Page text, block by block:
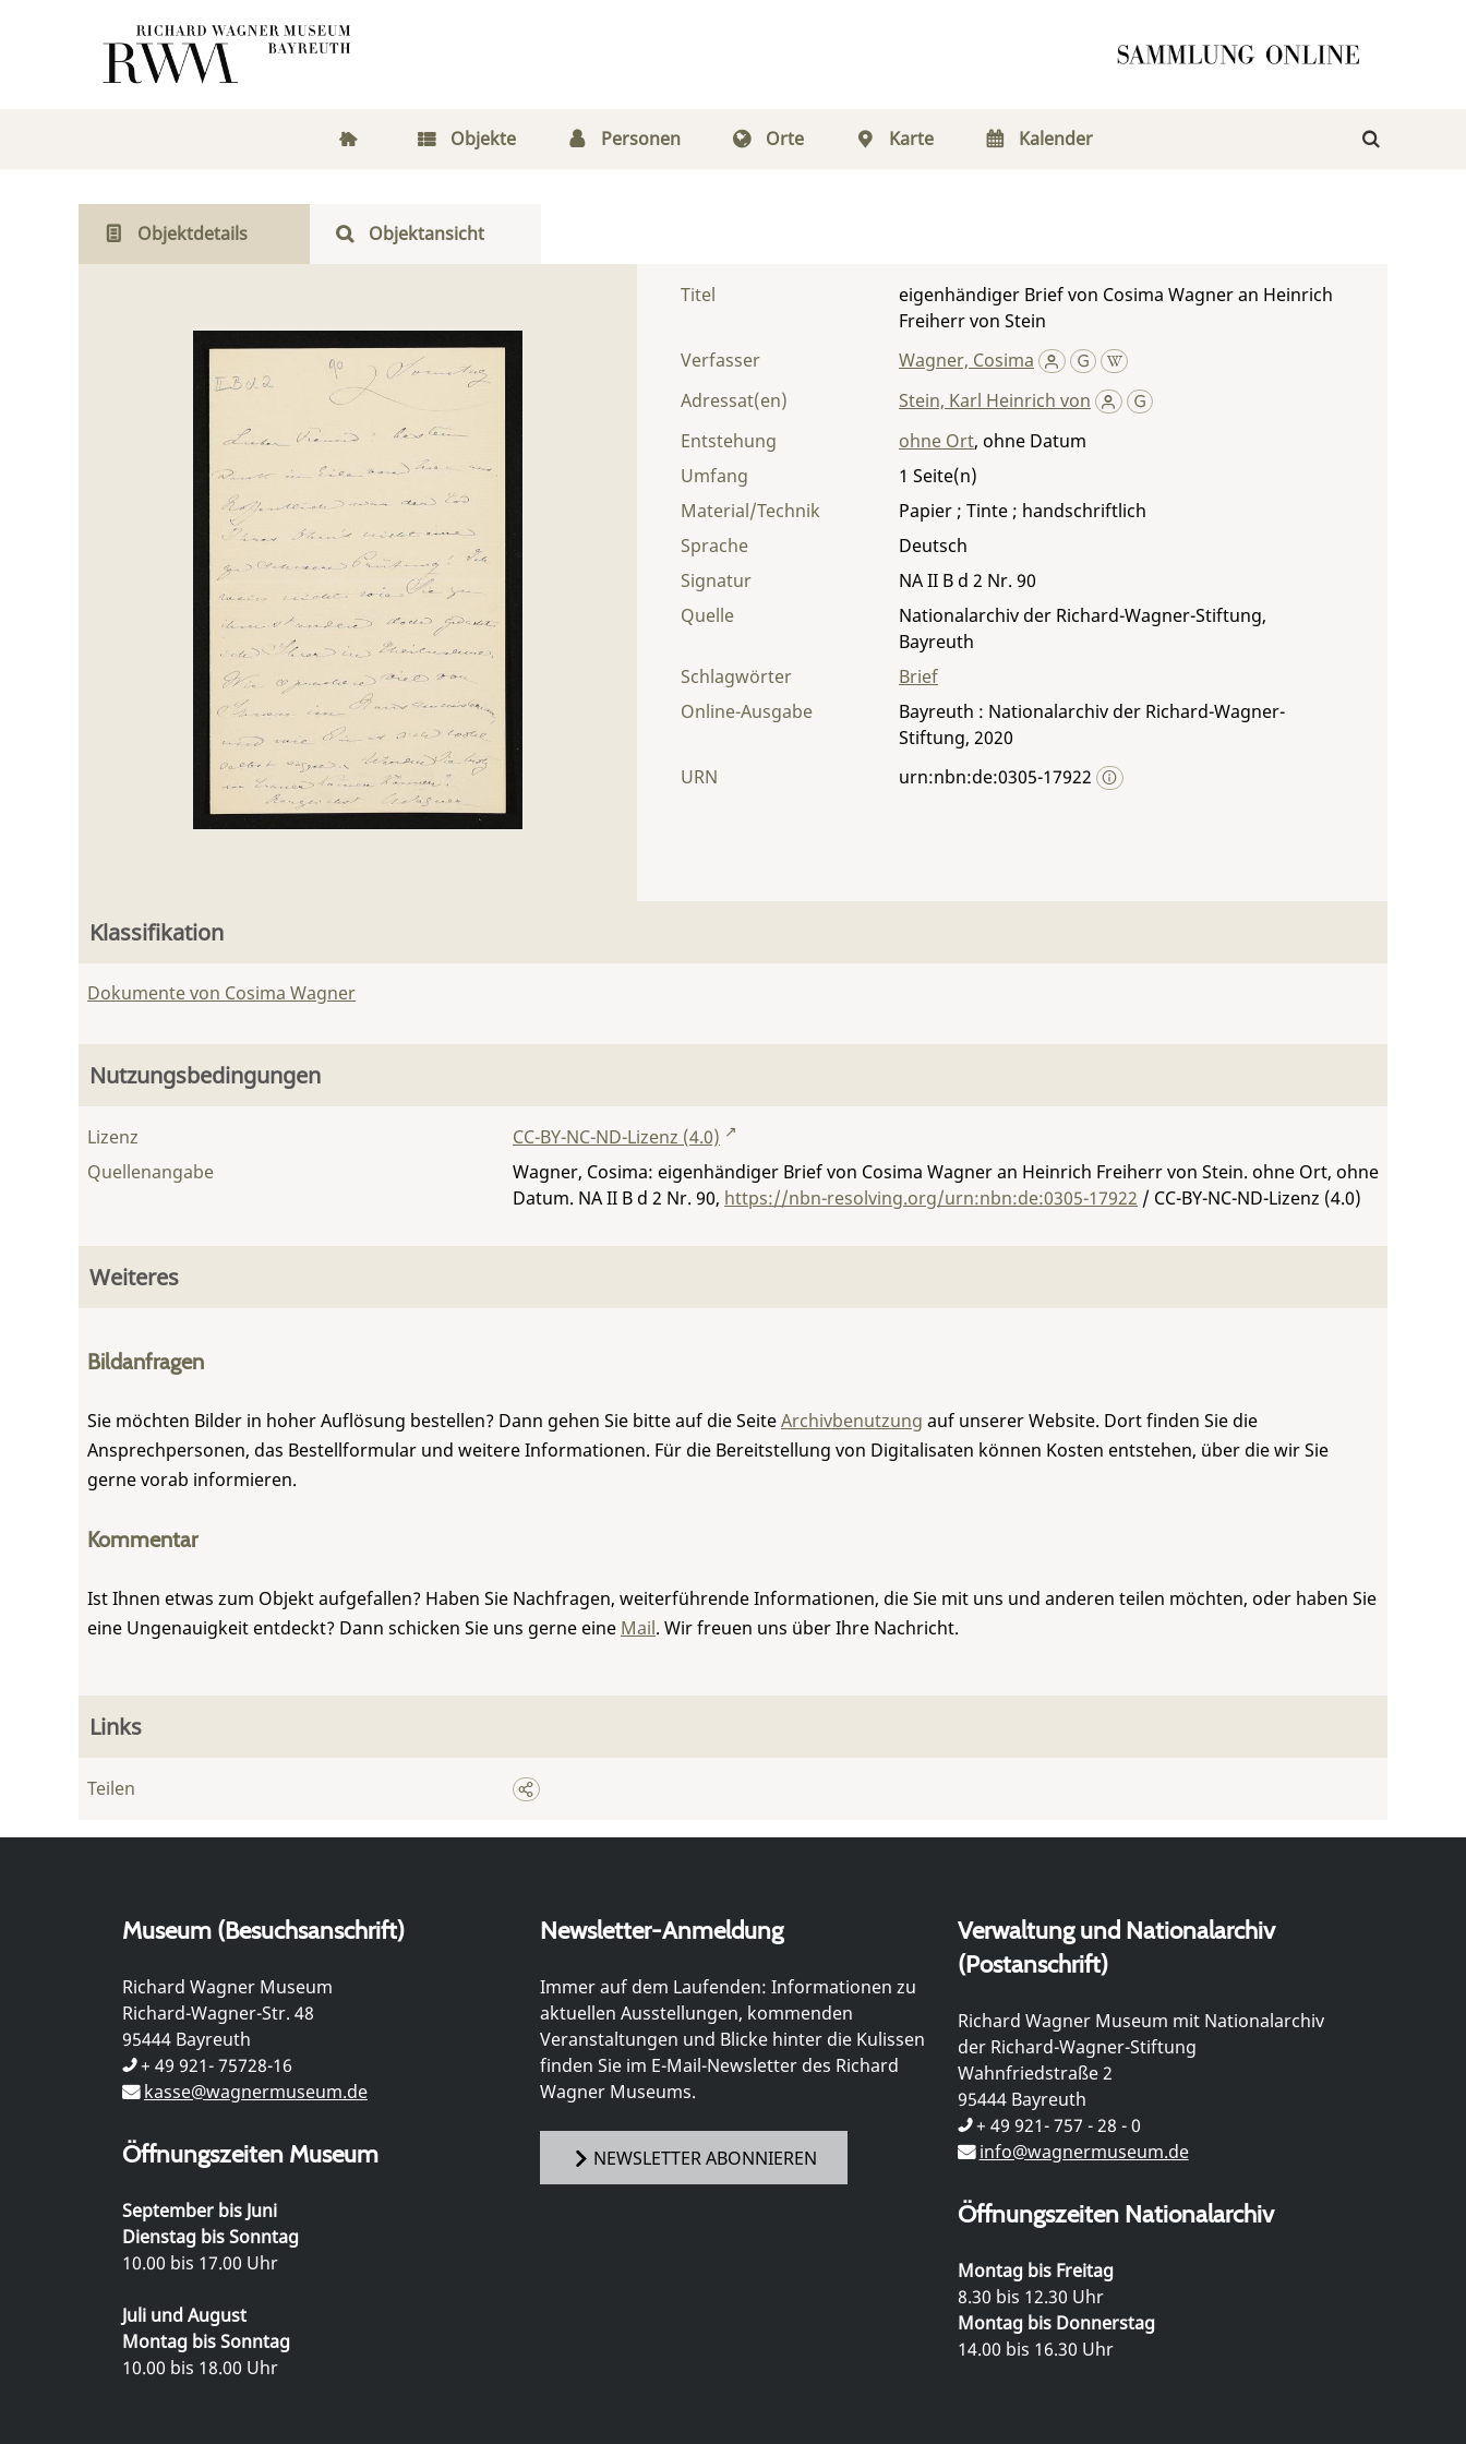
Objekte Personen Orte Karte Kalender
Objektdetails Objektansicht
Titel
eigenhändiger Brief von Cosima Wagner an Heinrich
Freiherr von Stein
Verfasser
Wagner, Cosima
Adressat(en)
Stein, Karl Heinrich von
Entstehung
ohne Ort, ohne Datum
Umfang
1
Material/Technik
Papier ; Tinte ; handschriftlich
Sprache
Deutsch
Signatur
NA II B d 2 Nr. 90
Quelle
Nationalarchiv der Richard-Wagner-Stiftung,
Bayreuth
Schlagwörter
Brief
Online-Ausgabe
Bayreuth : Nationalarchiv der Richard-Wagner-
Stiftung, 2020
URN
urn:nbn:de:0305-17922
Klassifikation
Dokumente von Cosima Wagner
Nutzungsbedingungen
Lizenz
CC-BY-NC-ND-Lizenz (4.0)
Quellenangabe
Wagner, Cosima: eigenhändiger Brief von Cosima Wagner an Heinrich Freiherr von Stein. ohne Ort, ohne
Datum. NA II B d 2 Nr. 90, https://nbn-resolving.org/urn:nbn:de:0305-17922 / CC-BY-NC-ND-Lizenz (4.0)
Weiteres
Bildanfragen
Sie möchten Bilder in hoher Auflösung bestellen? Dann gehen Sie bitte auf die SeiteArchivbenutzung auf unserer Website. Dort finden Sie die
Ansprechpersonen, das Bestellformular und weitere Informationen. Für die Bereitstellung von Digitalisaten können Kosten entstehen, über die wir Sie
gerne vorab informieren.
Kommentar
Ist Ihnen etwas zum Objekt aufgefallen? Haben Sie Nachfragen, weiterführende Informationen, die Sie mit uns und anderen teilen möchten, oder haben Sie
eine Ungenauigkeit entdeckt? Dann schicken Sie uns gerne eine Mail. Wir freuen uns über Ihre Nachricht.
Links
Teilen
Museum (Besuchsanschrift)
Richard Wagner Museum
Richard-Wagner-Str. 48
95444 Bayreuth
+ 49 921- 75728-16
kasse@wagnermuseum.de
Öffnungszeiten Museum
September bis Juni
Dienstag bis Sonntag
10.00 bis 17.00 Uhr
Juli und August
Montag bis Sonntag
10.00 bis 18.00 Uhr
Newsletter-Anmeldung
Immer auf dem Laufenden: Informationen zu
aktuellen Ausstellungen, kommenden
Veranstaltungen und Blicke hinter die Kulissen
finden Sie im E-Mail-Newsletter des Richard
Wagner Museums.
NEWSLETTER ABONNIEREN
Verwaltung und Nationalarchiv
(Postanschrift)
Richard Wagner Museum mit Nationalarchiv
der Richard-Wagner-Stiftung
Wahnfriedstraße 2
95444 Bayreuth
+ 49 921- 757 - 28 - 0
info@wagnermuseum.de
Öffnungszeiten Nationalarchiv
Montag bis Freitag
8.30 bis 12.30 Uhr
Montag bis Donnerstag
14.00 bis 16.30 Uhr